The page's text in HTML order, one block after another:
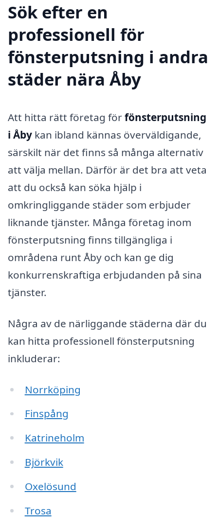
Sök efter en
professionell för
fönsterputsning i andra
städer nära Åby
Att hitta rätt företag förfönsterputsning
i Åby kan ibland kännas överväldigande,
särskilt när det finns så många alternativ
att välja mellan. Därför är det bra att veta
att du också kan söka hjälp i
omkringliggande städer som erbjuder
liknande tjänster. Många företag inom
fönsterputsning finns tillgängliga i
områdena runt Åby och kan ge dig
konkurrenskraftiga erbjudanden på sina
tjänster.
Några av de närliggande städerna där du
kan hitta professionell fönsterputsning
inkluderar:
Norrköping
Finspång
Katrineholm
Björkvik
Oxelösund
Trosa